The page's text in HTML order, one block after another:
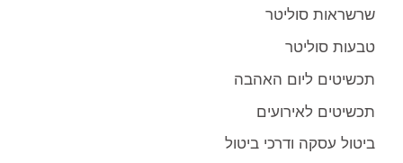
שרשראות סוליטר
טבעות סוליטר
תכשיטים ליום האהבה
תכשיטים לאירועים
ביטול עסקה ודרכי ביטול